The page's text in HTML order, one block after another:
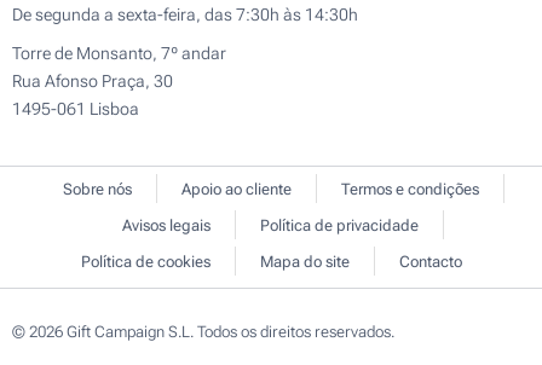
De segunda a sexta-feira, das 7:30h às 14:30h
Torre de Monsanto, 7º andar
Rua Afonso Praça, 30
1495-061 Lisboa
Sobre nós Apoio ao cliente
Termos e condições
Avisos legais
Política de privacidade
Política de cookies
Mapa do site Contacto
© 2026 Gift Campaign S.L. Todos os direitos reservados.